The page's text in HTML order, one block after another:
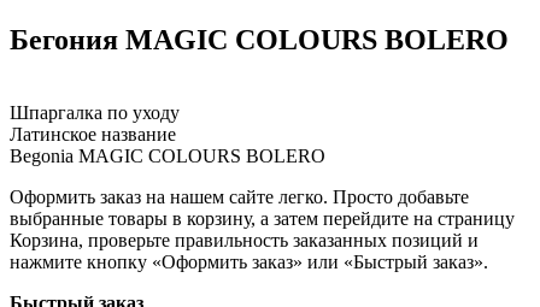
Бегония MAGIC COLOURS BOLERO
Шпаргалка по уходу
Латинское название
Begonia MAGIC COLOURS BOLERO
Оформить заказ на нашем сайте легко. Просто добавьте
выбранные товары в корзину, а затем перейдите на страницу
Корзина, проверьте правильность заказанных позиций и
нажмите кнопку «Оформить заказ» или «Быстрый заказ».
Быстрый заказ